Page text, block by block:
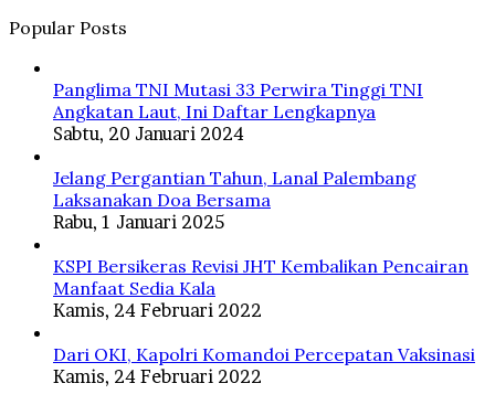
Popular Posts
Panglima TNI Mutasi 33 Perwira Tinggi TNI
Angkatan Laut, Ini Daftar Lengkapnya
Sabtu, 20 Januari 2024
Jelang Pergantian Tahun, Lanal Palembang
Laksanakan Doa Bersama
Rabu, 1 Januari 2025
KSPI Bersikeras Revisi JHT Kembalikan Pencairan
Manfaat Sedia Kala
Kamis, 24 Februari 2022
Dari OKI, Kapolri Komandoi Percepatan Vaksinasi
Kamis, 24 Februari 2022